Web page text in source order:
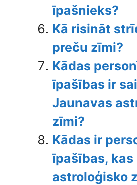
īpašnieks?
Kā risināt
preču zīmi?
Kādas
īpašības ir
Jaunavas
zīmi?
Kādas ir
īpašības,
astroloģisko